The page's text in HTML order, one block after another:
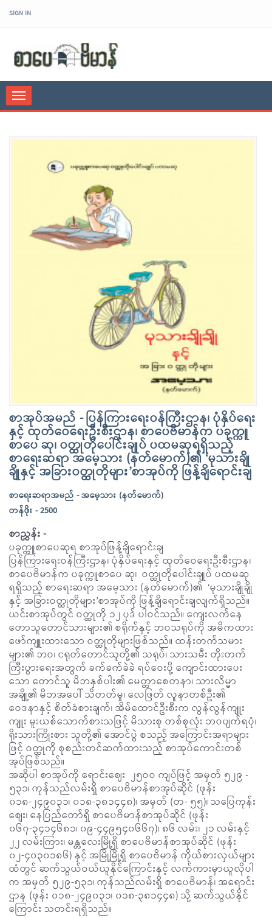
SIGN IN
Toggle
navigation
စာအုပ်အမည် - ပြန်ကြားရေးဝန်ကြီးဌာန၊ ပုံနှိပ်ရေး
နှင့် ထုတ်ဝေရေးဦးစီးဌာန၊ စာပေဗိမာန်က ပခုက္ကူ
စာပေ ဆု၊ ဝတ္ထုတိုပေါင်းချုပ် ပထမဆုရရှိသည့်
စာရေးဆရာ အမေ့သား (နတ်မောက်)၏ ‘မုသားချို
ချိုနှင့် အခြားဝတ္ထုတိုများ’စာအုပ်ကို ဖြန့်ချိရောင်းချ
စာရေးဆရာအမည် - အမေ့သား (နတ်မောက်)
တန်ဖိုး - 2500
စာညွှန်း -
ပခုက္ကူစာပေဆုရ စာအုပ်ဖြန့်ချိရောင်းချ
ပြန်ကြားရေးဝန်ကြီးဌာန၊ ပုံနှိပ်ရေးနှင့် ထုတ်ဝေရေးဦးစီးဌာန၊
စာပေဗိမာန်က ပခုက္ကူစာပေ ဆု၊ ဝတ္ထုတိုပေါင်းချုပ် ပထမဆု
ရရှိသည့် စာရေးဆရာ အမေ့သား (နတ်မောက်)၏ ‘မုသားချိုချို
နှင့် အခြားဝတ္ထုတိုများ’စာအုပ်ကို ဖြန့်ချိရောင်းချလျက်ရှိသည်။
ယင်းစာအုပ်တွင် ဝတ္ထုတို ၁၂ ပုဒ် ပါဝင်သည်။ ကျေးလက်နေ
တောသူတောင်သားများ၏ စရိုက်နှင့် ဘဝသရုပ်ကို အဓိကထား
ဖော်ကျူးထားသော ဝတ္ထုတိုများဖြစ်သည်။ ထန်းတက်သမား
များ၏ ဘဝ၊ ငရုတ်တောင်သူတို့၏ သရုပ်၊ သားသမီး တိုးတက်
ကြီးပွားရေးအတွက် ခက်ခက်ခဲခဲ ရပ်ဝေးပို့ ကျောင်းထားပေး
သော တောင်သူ မိဘနှစ်ပါး၏ မေတ္တာစေတနာ၊ သားလိမ္မာ
အချို့၏ မိဘအပေါ် သိတတ်မှု၊ လေဖြတ် လူနာတစ်ဦး၏
ဝေဒနာနှင့် စိတ်ခံစားချက်၊ အိမ်ထောင်ဦးစီးက လွန်လွန်ကျူး
ကျူး မူးယစ်သောက်စားသဖြင့် မိသားစု တစ်စုလုံး ဘဝပျက်ရပုံ၊
ရိုးသားကြိုးစား သူတို့၏ အောင်ပွဲ စသည့် အကြောင်းအရာများ
ဖြင့် ဝတ္ထုကို စုစည်းတင်ဆက်ထားသည့် စာအုပ်ကောင်းတစ်
အုပ်ဖြစ်သည်။
အဆိုပါ စာအုပ်ကို ရောင်းဈေး ၂၅ဝဝ ကျပ်ဖြင့် အမှတ် ၅၂၉ -
၅၃၁၊ ကုန်သည်လမ်းရှိ စာပေဗိမာန်စာအုပ်ဆိုင် (ဖုန်း
၀၁၈-၂၄၉၀၃၁၊ ၀၁၈-၃၈၁၄၄၈)၊ အမှတ် (တ- ၅၅)၊ သပြေကုန်း
စျေး၊ နေပြည်တော်ရှိ စာပေဗိမာန်စာအုပ်ဆိုင် (ဖုန်း
၀၆၇-၃၄၁၄၆၈၁၊ ၀၉-၄၄၉၅၄၀၆၆၇)၊ ၈၆ လမ်း၊ ၂၁ လမ်းနှင့်
၂၂ လမ်းကြား၊ မန္တလေးမြို့ရှိ စာပေဗိမာန်စာအုပ်ဆိုင် (ဖုန်း
၀၂-၄၀၃၀၁၈၆) နှင့် အမြို့မြို့ရှိ စာပေဗိမာန် ကိုယ်စားလှယ်များ
ထံတွင် ဆက်သွယ်ဝယ်ယူနိုင်ကြောင်းနှင့် လက်ကားမှာယူလိုပါ
က အမှတ် ၅၂၉-၅၃၁၊ ကုန်သည်လမ်းရှိ စာပေဗိမာန်၊ အရောင်း
ဌာန (ဖုန်း ၀၁၈-၂၄၉၀၃၁၊ ၀၁၈-၃၈၁၄၄၈) သို့ ဆက်သွယ်နိုင်
ကြောင်း သတင်းရရှိသည်။